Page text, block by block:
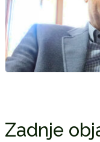
Zadnje